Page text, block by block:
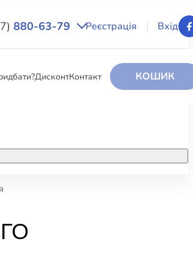
880-63-79 Реєстрація Вхід
ДисконтКонтакт КОШИК